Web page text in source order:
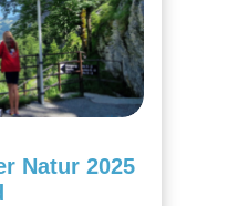
Natur 2025